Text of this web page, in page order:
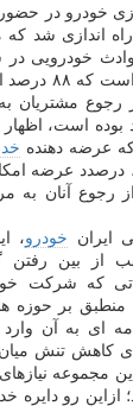
خودرو در
اندازی شد که
رجوع مشتریان
بوده است، اظهار
عرضه دهنده
درصدد عرضه
رجوع آنان به
ایران خودرو،
از بین رفتن
که شرکت
بر حوزه
ای به آن وارد
کاهش تنش
مجموعه
ازاین رو دایره